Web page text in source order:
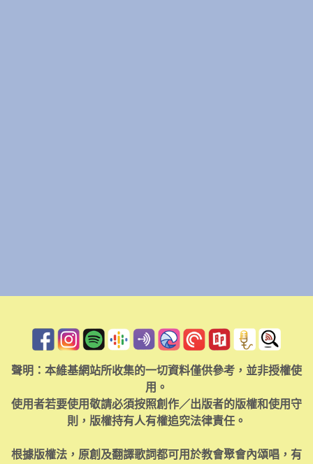
聲明：本維基網站所收集的一切資料僅供參考，並非授權使
用。
使用者若要使用敬請必須按照創作／出版者的版權和使用守
則，版權持有人有權追究法律責任。
根據版權法，原創及翻譯歌詞都可用於教會聚會內頌唱，有